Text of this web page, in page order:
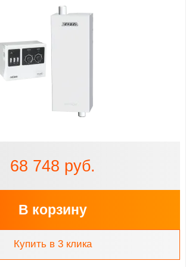
68 748 руб.
В корзину
Купить в 3 клика